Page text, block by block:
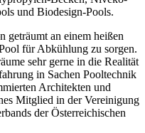
und Biodesign-Pools.
geträumt an einem heißen
für Abkühlung zu sorgen.
sehr gerne in die Realität
in Sachen Pooltechnik
Architekten und
Mitglied in der Vereinigung
der Österreichischen